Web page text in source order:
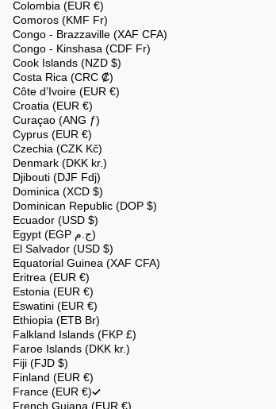
Colombia (EUR €)
Comoros (KMF Fr)
Congo - Brazzaville (XAF CFA)
Congo - Kinshasa (CDF Fr)
Cook Islands (NZD $)
Costa Rica (CRC ₡)
Côte d’Ivoire (EUR €)
Croatia (EUR €)
Curaçao (ANG ƒ)
Cyprus (EUR €)
Czechia (CZK Kč)
Denmark (DKK kr.)
Djibouti (DJF Fdj)
Dominica (XCD $)
Dominican Republic (DOP $)
Ecuador (USD $)
Egypt (EGP ج.م)
El Salvador (USD $)
Equatorial Guinea (XAF CFA)
Eritrea (EUR €)
Estonia (EUR €)
Eswatini (EUR €)
Ethiopia (ETB Br)
Falkland Islands (FKP £)
Faroe Islands (DKK kr.)
Fiji (FJD $)
Finland (EUR €)
France (EUR €)
French Guiana (EUR €)